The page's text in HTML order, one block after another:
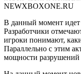
В данный момент идет
Разработчики
игроки понимают,
Параллельно с этим
мощности разрушений